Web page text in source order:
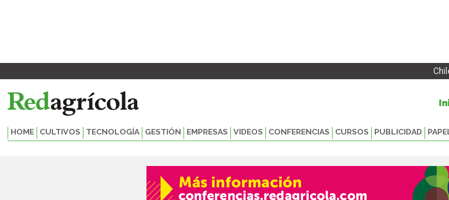
HOME CULTIVOS TECNOLOGÍA GESTIÓN EMPRESAS VIDEOS CONFERENCIAS CURSOS PUBLICIDAD